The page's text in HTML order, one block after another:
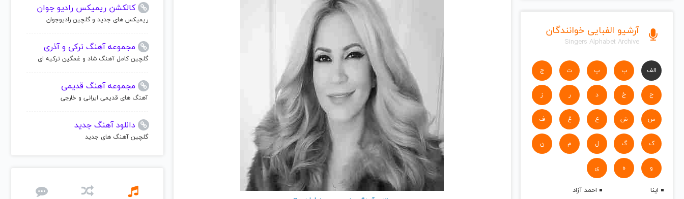
آرشیو الفبایی خوانندگان
Singers Alphabet Archive
الف ب پ ت ج
ح خ د ر ز
س ش ع غ ف
ک گ ل م ن
و ه ی
اینا
احمد آزاد
کالکشن ریمیکس رادیو جوان
ریمیکس های جدید و گلچین رادیوجوان
مجموعه آهنگ ترکی و آذری
گلچین کامل آهنگ شاد و غمگین ترکیه ای
مجموعه آهنگ قدیمی
آهنگ های قدیمی ایرانی و خارجی
دانلود آهنگ جدید
گلچین آهنگ های جدید